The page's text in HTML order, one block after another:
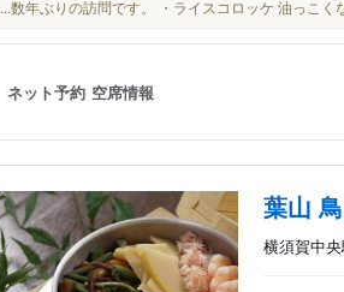
...数年ぶりの訪問です。 ・ライスコロッケ 油っこ
ネット予約 空席情報
葉山
横須賀中